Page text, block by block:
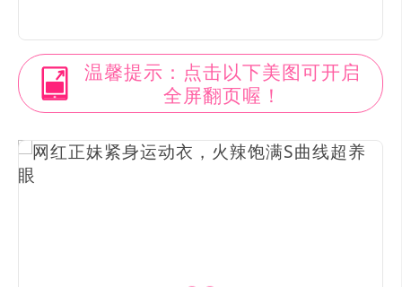
温馨提示：点击以下美图可开启
全屏翻页喔！